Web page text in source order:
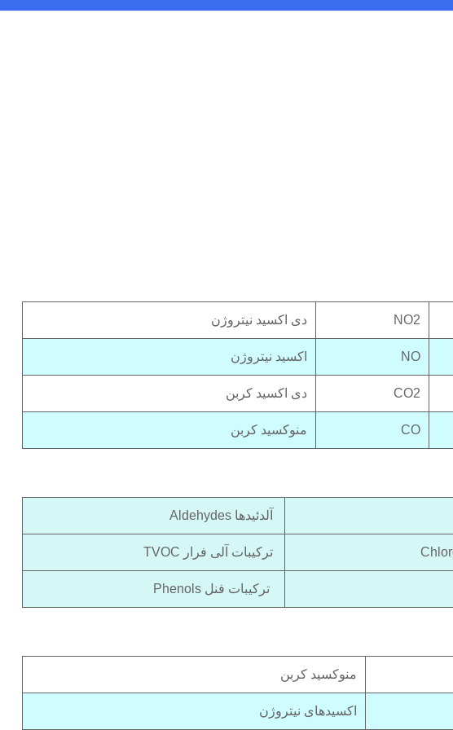
NO2 دی اکسید نیتروژن
NO اکسید نیتروژن
‍CO2 دی اکسید کربن
CO منوکسید کربن
آلدئیدها Aldehydes
ترکیبات آلی فرار TVOC
ترکیبات فنل Phenols
منوکسید کربن
اکسیدهای نیتروژن